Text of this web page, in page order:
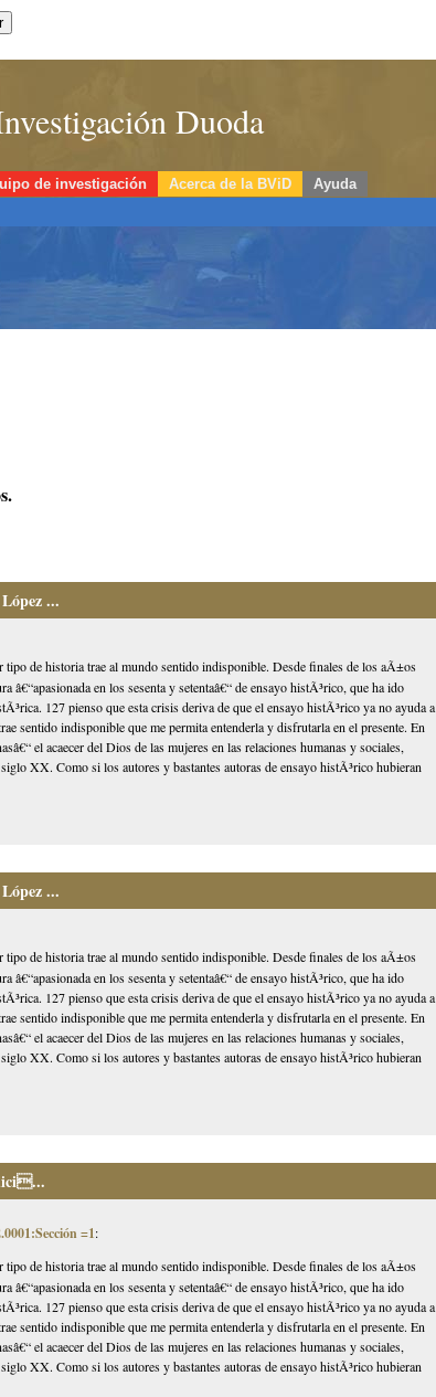
Duoda
de investigación Acerca de la BViD Ayuda
...
de historia trae al mundo sentido indisponible. Desde finales de los aÃ±os
en los sesenta y setentaâ€“ de ensayo histÃ³rico, que ha ido
127 pienso que esta crisis deriva de que el ensayo histÃ³rico ya no ayuda a
sentido indisponible que me permita entenderla y disfrutarla en el presente. En
el acaecer del Dios de las mujeres en las relaciones humanas y sociales,
XX. Como si los autores y bastantes autoras de ensayo histÃ³rico hubieran
...
de historia trae al mundo sentido indisponible. Desde finales de los aÃ±os
en los sesenta y setentaâ€“ de ensayo histÃ³rico, que ha ido
127 pienso que esta crisis deriva de que el ensayo histÃ³rico ya no ayuda a
sentido indisponible que me permita entenderla y disfrutarla en el presente. En
el acaecer del Dios de las mujeres en las relaciones humanas y sociales,
XX. Como si los autores y bastantes autoras de ensayo histÃ³rico hubieran
=1:
de historia trae al mundo sentido indisponible. Desde finales de los aÃ±os
en los sesenta y setentaâ€“ de ensayo histÃ³rico, que ha ido
127 pienso que esta crisis deriva de que el ensayo histÃ³rico ya no ayuda a
sentido indisponible que me permita entenderla y disfrutarla en el presente. En
el acaecer del Dios de las mujeres en las relaciones humanas y sociales,
XX. Como si los autores y bastantes autoras de ensayo histÃ³rico hubieran